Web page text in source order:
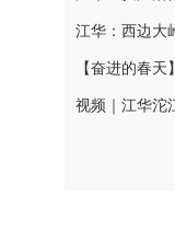
江华：西边大
【奋进的春
视频｜江华沱